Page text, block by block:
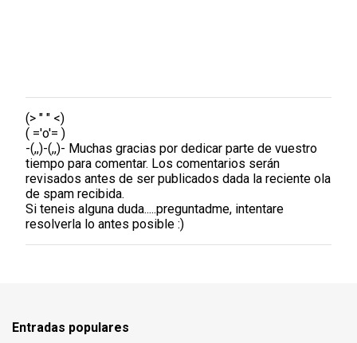
P
u
b
l
i
c
a
r
u
n
(> " " <)
( ='o'= )
-(,,)-(,,)- Muchas gracias por dedicar parte de vuestro
tiempo para comentar. Los comentarios serán
revisados antes de ser publicados dada la reciente ola
de spam recibida.
Si teneis alguna duda.....preguntadme, intentare
resolverla lo antes posible :)
Entradas populares